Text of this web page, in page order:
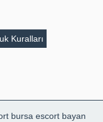
Kuralları
bursa escort bayan